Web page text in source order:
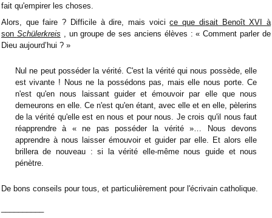
fait qu'empirer les choses.
Alors, que faire ? Difficile à dire, mais voicice que disait Benoît XVI à
son Schülerkreis , un groupe de ses anciens élèves : « Comment parler de
Dieu aujourd’hui ? »
Nul ne peut posséder la vérité. C'est la vérité qui nous possède, elle
est vivante ! Nous ne la possédons pas, mais elle nous porte. Ce
n'est qu'en nous laissant guider et émouvoir par elle que nous
demeurons en elle. Ce n'est qu'en étant, avec elle et en elle, pèlerins
de la vérité qu'elle est en nous et pour nous. Je crois qu'il nous faut
réapprendre à « ne pas posséder la vérité »… Nous devons
apprendre à nous laisser émouvoir et guider par elle. Et alors elle
brillera de nouveau : si la vérité elle-même nous guide et nous
pénètre.
De bons conseils pour tous, et particulièrement pour l'écrivain catholique.